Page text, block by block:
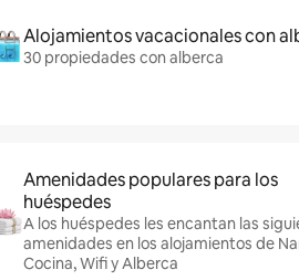
Alojamientos vacacionales con
30 propiedades con alberca
Amenidades populares para los
huéspedes
A los huéspedes les encantan las
amenidades en los alojamientos de
Cocina, Wifi y Alberca